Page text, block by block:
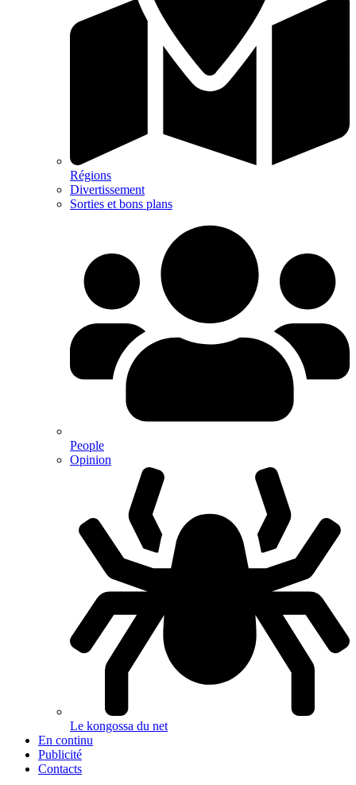
Régions
Divertissement
Sorties et bons plans
People
Opinion
Le kongossa du net
En continu
Publicité
Contacts